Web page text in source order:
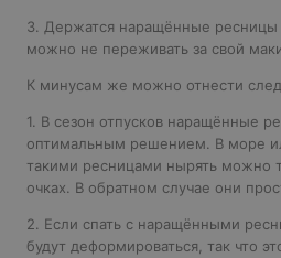
3. Держатся наращённые ресницы
можно не переживать за свой
К минусам же можно отнести
1. В сезон отпусков наращённые
оптимальным решением. В море
такими ресницами нырять можно
очках. В обратном случае они
2. Если спать с наращёнными
будут деформироваться, так что